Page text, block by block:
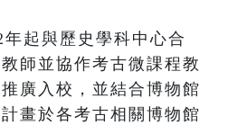
起與歷史學科中心合
師並協作考古微課程教
廣入校，並結合博物館
畫於各考古相關博物館